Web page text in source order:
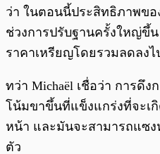
ว่า ในตอนนี้ประสิทธิภาพขอ
ช่วงการปรับฐานครั้งใหญ่ขึ้
ราคาเหรียญโดยรวมลดลงไ
ทว่า Michaël เชื่อว่า การดึ
โน้มขาขึ้นที่แข็งแกร่งที่จะเ
หน้า และมันจะสามารถแซง
ตัว